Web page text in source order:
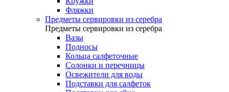
Фляжки
Предметы сервировки из серебра
Предметы сервировки из серебра
Вазы
Подносы
Кольца салфеточные
Солонки и перечницы
Освежители для воды
Подставки для салфеток